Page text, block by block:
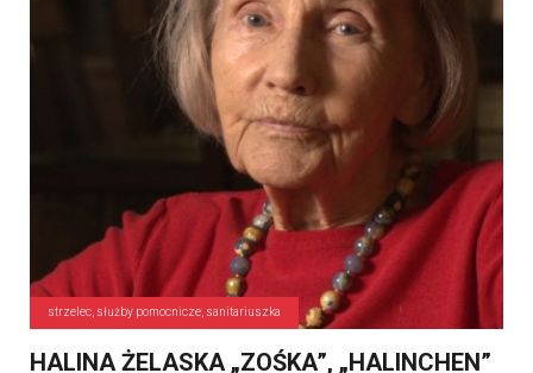
strzelec, służby pomocnicze, sanitariuszka
HALINA ŻELASKA „ZOŚKA”, „HALINCHEN”